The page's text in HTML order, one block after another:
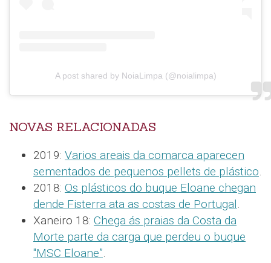
A post shared by NoiaLimpa (@noialimpa)
NOVAS RELACIONADAS
2019: Varios areais da comarca aparecen
sementados de pequenos pellets de plástico.
2018: Os plásticos do buque Eloane chegan
dende Fisterra ata as costas de Portugal.
Xaneiro 18: Chega ás praias da Costa da
Morte parte da carga que perdeu o buque
"MSC Eloane”.